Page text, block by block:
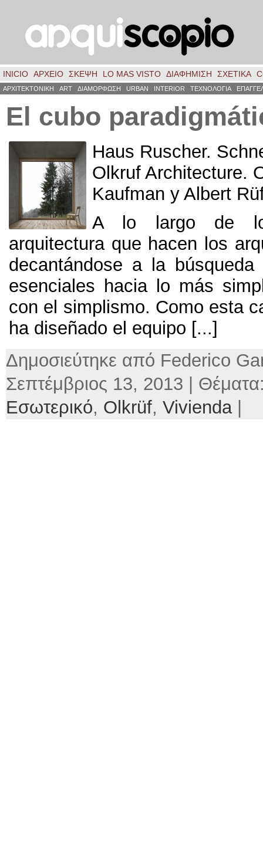
INICIO ΑΡΧΕΙΟ ΣΚΈΨΗ LO MAS VISTO ΔΙΑΦΗΜΙΣΗ ΣΧΕΤΙΚΑ
ΑΡΧΙΤΕΚΤΟΝΙΚΗ ART ΔΙΑΜΟΡΦΩΣΗ URBAN INTERIOR ΤΕΧΝΟΛΟΓΙΑ
El cubo
Haus Ruscher.
Olkruf Architecture.
Kaufman y Albert
A lo largo de
arquitectura que hacen los
decantándose a la
esenciales hacia lo más
con el simplismo. Como esta
ha diseñado el equipo [...]
Δημοσιεύτηκε από Federico
Σεπτέμβριος 13, 2013 |
Εσωτερικό, Olkrüf, Vivienda|